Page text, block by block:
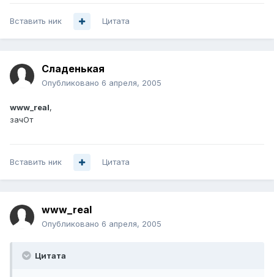
Вставить ник Цитата
Сладенькая
Опубликовано 6 апреля, 2005
www_real,
зачОт
Вставить ник Цитата
www_real
Опубликовано 6 апреля, 2005
Цитата